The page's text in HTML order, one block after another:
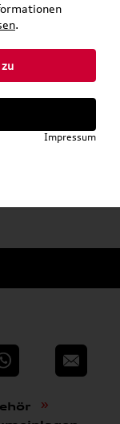
E-Mail
»
.
Impressum